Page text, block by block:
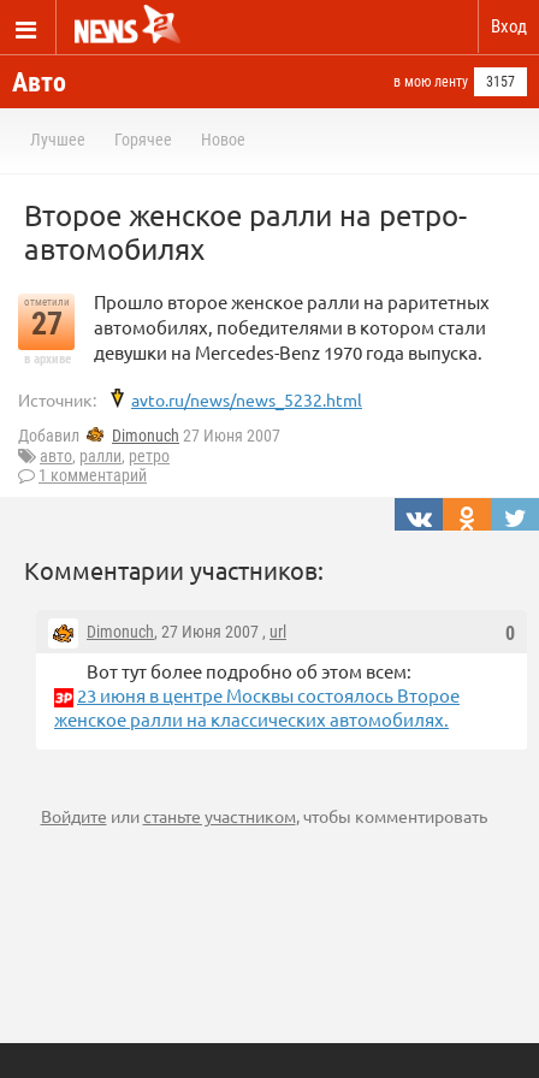
Вход
Авто в мою ленту 3157
Лучшее Горячее Новое
Второе женское ралли на ретро-
автомобилях
отметили
27
в архиве
Прошло второе женское ралли на раритетных
автомобилях, победителями в котором стали
девушки на Mercedes-Benz 1970 года выпуска.
Источник: avto.ru/news/news_5232.html
Добавил Dimonuch 27 Июня 2007
авто, ралли, ретро
1 комментарий
Комментарии участников:
0
Dimonuch, 27 Июня 2007 , url
Вот тут более подробно об этом всем:
23 июня в центре Москвы состоялось Второе
женское ралли на классических автомобилях.
Войдите илистаньте участником, чтобы комментировать